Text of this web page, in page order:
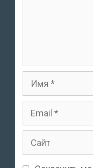
Имя
Email
Сайт